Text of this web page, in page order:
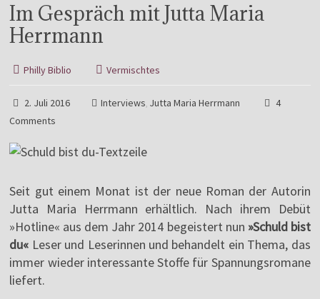
Im Gespräch mit Jutta Maria
Herrmann
Philly Biblio Vermischtes
2. Juli 2016 Interviews, Jutta Maria Herrmann
4
Comments
Seit gut einem Monat ist der neue Roman der Autorin
Jutta Maria Herrmann erhältlich. Nach ihrem Debüt
»Hotline« aus dem Jahr 2014 begeistert nun »Schuld bist
du« Leser und Leserinnen und behandelt ein Thema, das
immer wieder interessante Stoffe für Spannungsromane
liefert.